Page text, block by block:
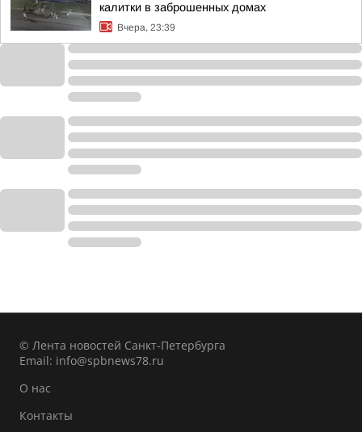
калитки в заброшенных домах
Вчера, 23:39
© Лента новостей Санкт-Петербурга
Email: info@spbnews78.ru
О нас
Контакты